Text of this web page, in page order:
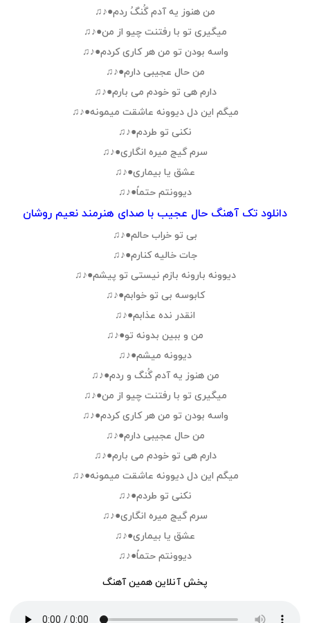
من هنوز یه آدم گُنگُ ردم●♪♫
میگیرى تو با رفتنت چیو از من●♪♫
واسه بودن تو من هر کارى کردم●♪♫
من حال عجیبى دارم●♪♫
دارم هى تو خودم مى بارم●♪♫
میگم این دل دیوونه عاشقت میمونه●♪♫
نکنى تو طردم●♪♫
سرم گیج میره انگاری●♪♫
عشق یا بیماری●♪♫
دیوونتم حتماً●♪♫
دانلود تک آهنگ حال عجیب با صدای هنرمند نعیم روشان
بى تو خراب حالم●♪♫
جات خالیه کنارم●♪♫
دیوونه بارونه بازم نیستى تو پیشم●♪♫
کابوسه بى تو خوابم●♪♫
انقدر نده عذابم●♪♫
من و ببین بدونه تو●♪♫
دیوونه میشم●♪♫
من هنوز یه آدم گُنگ و ردم●♪♫
میگیرى تو با رفتنت چیو از من●♪♫
واسه بودن تو من هر کارى کردم●♪♫
من حال عجیبى دارم●♪♫
دارم هى تو خودم مى بارم●♪♫
میگم این دل دیوونه عاشقت میمونه●♪♫
نکنى تو طردم●♪♫
سرم گیج میره انگاری●♪♫
عشق یا بیماری●♪♫
دیوونتم حتماً●♪♫
پخش آنلاین همین آهنگ